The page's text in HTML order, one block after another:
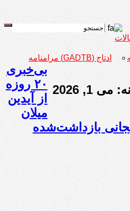
ادتاج (GADTB) مرامنامه
می 1, 2026
بی‌خبری
۲۰ روزه
از آیدین
میلان
بازداشت‌شده